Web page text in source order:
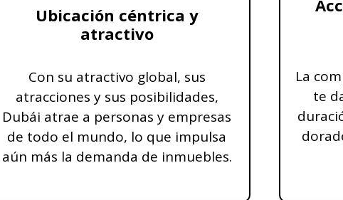
Ubicación céntrica y
atractivo
Con su atractivo global, sus
atracciones y sus posibilidades,
Dubái atrae a personas y empresas
de todo el mundo, lo que impulsa
aún más la demanda de inmuebles.
La
te